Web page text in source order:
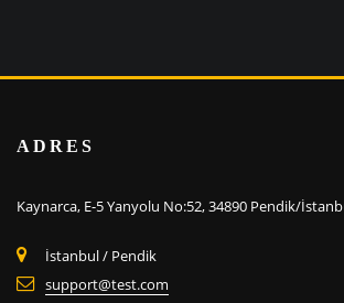
ADRES
Kaynarca, E-5 Yanyolu No:52, 34890 Pendik/
İstanbul / Pendik
support@test.com